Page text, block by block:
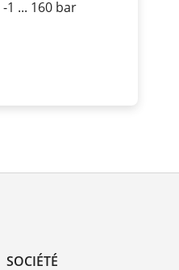
-1 ... 160 bar
SOCIÉTÉ